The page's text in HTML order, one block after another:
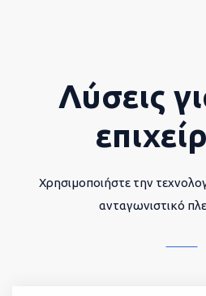
Λύσεις
Χρησιμοποιήστε την
ανταγωνιστικό